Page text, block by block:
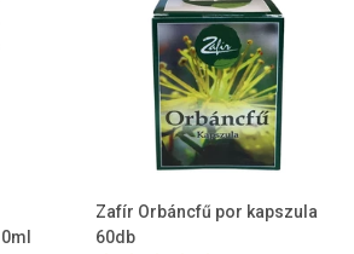
Zafír Orbáncfű por kapszula
60db